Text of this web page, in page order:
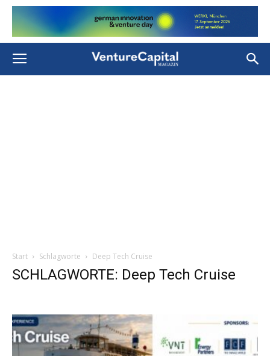
Start Schlagworte Deep Tech Cruise
SCHLAGWORTE: Deep Tech Cruise